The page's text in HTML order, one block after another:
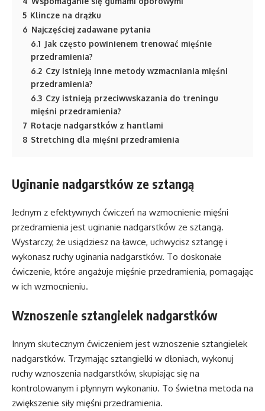
5 Klincze na drążku
6 Najczęściej zadawane pytania
6.1 Jak często powinienem trenować mięśnie
przedramienia?
6.2 Czy istnieją inne metody wzmacniania mięśni
przedramienia?
6.3 Czy istnieją przeciwwskazania do treningu
mięśni przedramienia?
7 Rotacje nadgarstków z hantlami
8 Stretching dla mięśni przedramienia
Uginanie nadgarstków ze sztangą
Jednym z efektywnych ćwiczeń na wzmocnienie mięśni
przedramienia jest uginanie nadgarstków ze sztangą.
Wystarczy, że usiądziesz na ławce, uchwycisz sztangę i
wykonasz ruchy uginania nadgarstków. To doskonałe
ćwiczenie, które angażuje mięśnie przedramienia, pomagając
w ich wzmocnieniu.
Wznoszenie sztangielek nadgarstków
Innym skutecznym ćwiczeniem jest wznoszenie sztangielek
nadgarstków. Trzymając sztangielki w dłoniach, wykonuj
ruchy wznoszenia nadgarstków, skupiając się na
kontrolowanym i płynnym wykonaniu. To świetna metoda na
zwiększenie siły mięśni przedramienia.